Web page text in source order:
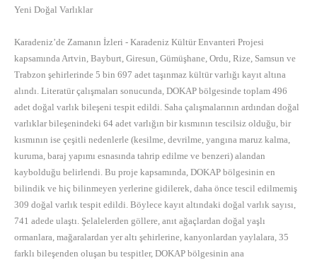
Yeni Doğal Varlıklar
Karadeniz’de Zamanın İzleri - Karadeniz Kültür Envanteri Projesi
kapsamında Artvin, Bayburt, Giresun, Gümüşhane, Ordu, Rize, Samsun ve
Trabzon şehirlerinde 5 bin 697 adet taşınmaz kültür varlığı kayıt altına
alındı. Literatür çalışmaları sonucunda, DOKAP bölgesinde toplam 496
adet doğal varlık bileşeni tespit edildi. Saha çalışmalarının ardından doğal
varlıklar bileşenindeki 64 adet varlığın bir kısmının tescilsiz olduğu, bir
kısmının ise çeşitli nedenlerle (kesilme, devrilme, yangına maruz kalma,
kuruma, baraj yapımı esnasında tahrip edilme ve benzeri) alandan
kaybolduğu belirlendi. Bu proje kapsamında, DOKAP bölgesinin en
bilindik ve hiç bilinmeyen yerlerine gidilerek, daha önce tescil edilmemiş
309 doğal varlık tespit edildi. Böylece kayıt altındaki doğal varlık sayısı,
741 adede ulaştı. Şelalelerden göllere, anıt ağaçlardan doğal yaşlı
ormanlara, mağaralardan yer altı şehirlerine, kanyonlardan yaylalara, 35
farklı bileşenden oluşan bu tespitler, DOKAP bölgesinin ana